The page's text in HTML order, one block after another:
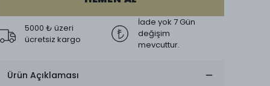
5000 ₺ üzeri
ücretsiz kargo
İade yok 7 Gün
değişim
mevcuttur.
Ürün Açıklaması